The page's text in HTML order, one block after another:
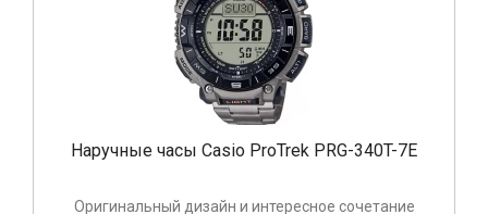
Наручные часы Casio ProTrek PRG-340T-7E
Оригинальный дизайн и интересное сочетание